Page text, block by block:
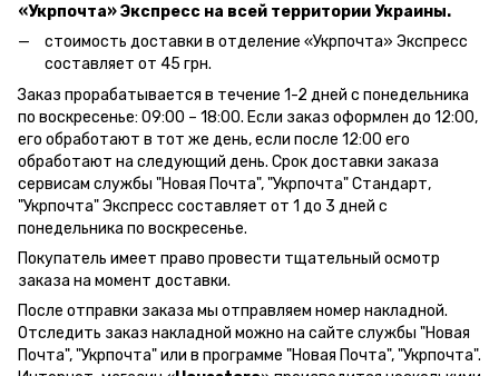
«Укрпочта» Экспресс на всей территории Украины.
стоимость доставки в отделение «Укрпочта» Экспресс
составляет от 45 грн.
Заказ прорабатывается в течение 1-2 дней с понедельника
по воскресенье: 09:00 – 18:00. Если заказ оформлен до 12:00,
его обработают в тот же день, если после 12:00 его
обработают на следующий день. Срок доставки заказа
сервисам службы "Новая Почта", "Укрпочта" Стандарт,
"Укрпочта" Экспресс составляет от 1 до 3 дней с
понедельника по воскресенье.
Покупатель имеет право провести тщательный осмотр
заказа на момент доставки.
После отправки заказа мы отправляем номер накладной.
Отследить заказ накладной можно на сайте службы "Новая
Почта", "Укрпочта" или в программе "Новая Почта", "Укрпочта".